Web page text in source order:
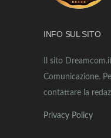
INFO SUL SITO
Il sito
Comunicazione.
contattare la
Privacy Policy